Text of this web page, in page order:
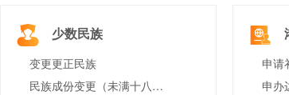
少数民族
变更更正民族
民族成份变更（未满十八岁）